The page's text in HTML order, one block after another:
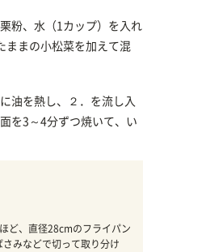
粉、水（1カップ）を入れ
ままの小松菜を加えて混
油を熱し、２．を流し入
を3～4分ずつ焼いて、い
ど、直径28cmのフライパン
みなどで切って取り分け